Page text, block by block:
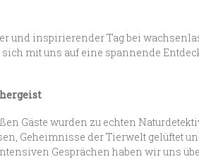
und inspirierender Tag bei
sich mit uns auf eine spannende
Gäste wurden zu echten
Geheimnisse der Tierwelt gelüftet
Gesprächen haben wir uns